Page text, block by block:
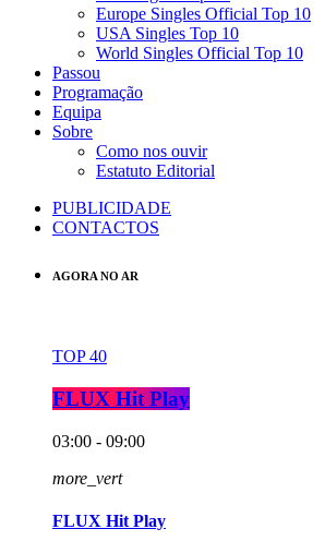
Europe Singles Official Top 10
USA Singles Top 10
World Singles Official Top 10
Passou
Programação
Equipa
Sobre
Como nos ouvir
Estatuto Editorial
PUBLICIDADE
CONTACTOS
AGORA NO AR
TOP 40
FLUX Hit Play
03:00 - 09:00
more_vert
FLUX Hit Play